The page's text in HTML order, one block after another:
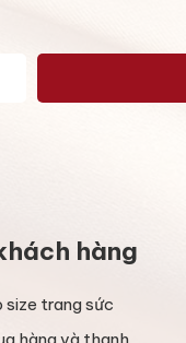
hàng
size trang sức